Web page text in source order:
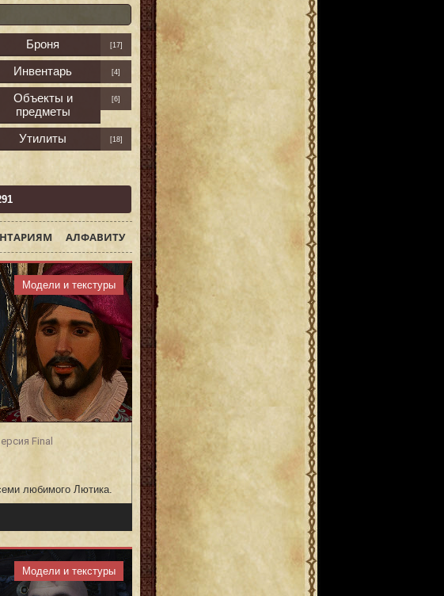
Броня [17]
Инвентарь [4]
Объекты и
предметы
[6]
Утилиты [18]
АЛФАВИТУ
Модели и текстуры
Final
любимого Лютика.
Модели и текстуры